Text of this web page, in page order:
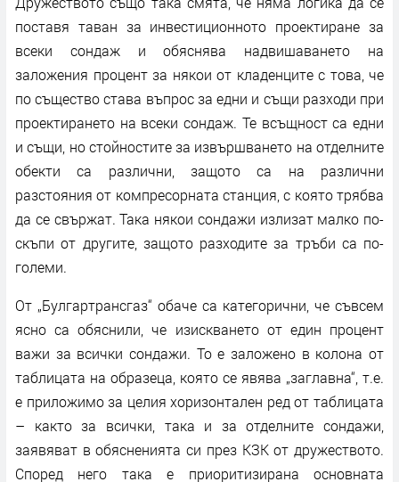
поставя таван за инвестиционното проектиране за
всеки сондаж и обяснява надвишаването на
заложения процент за някои от кладенците с това, че
по същество става въпрос за едни и същи разходи при
проектирането на всеки сондаж. Те всъщност са едни
и същи, но стойностите за извършването на отделните
обекти са различни, защото са на различни
разстояния от компресорната станция, с която трябва
да се свържат. Така някои сондажи излизат малко по-
скъпи от другите, защото разходите за тръби са по-
големи.
От „Булгартрансгаз“ обаче са категорични, че съвсем
ясно са обяснили, че изискването от един процент
важи за всички сондажи. То е заложено в колона от
таблицата на образеца, която се явява „заглавна“, т.е.
е приложимо за целия хоризонтален ред от таблицата
– както за всички, така и за отделните сондажи,
заявяват в обясненията си през КЗК от дружеството.
Според него така е приоритизирана основната